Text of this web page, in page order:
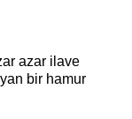
azar ilave
bir hamur